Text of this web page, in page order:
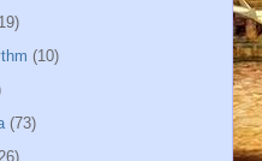
(10)
(73)